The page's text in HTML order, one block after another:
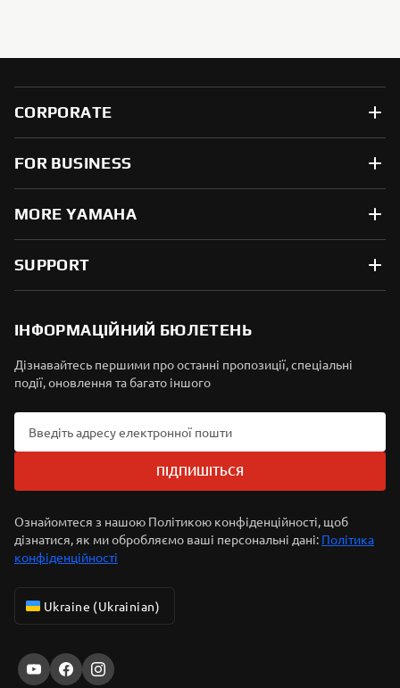
CORPORATE
FOR BUSINESS
MORE YAMAHA
SUPPORT
ІНФОРМАЦІЙНИЙ БЮЛЕТЕНЬ
Дізнавайтесь першими про останні пропозиції, спеціальні
події, оновлення та багато іншого
ПІДПИШІТЬСЯ
Ознайомтеся з нашою Політикою конфіденційності, щоб
дізнатися, як ми обробляємо ваші персональні дані: Політика
конфіденційності
Ukraine (Ukrainian)